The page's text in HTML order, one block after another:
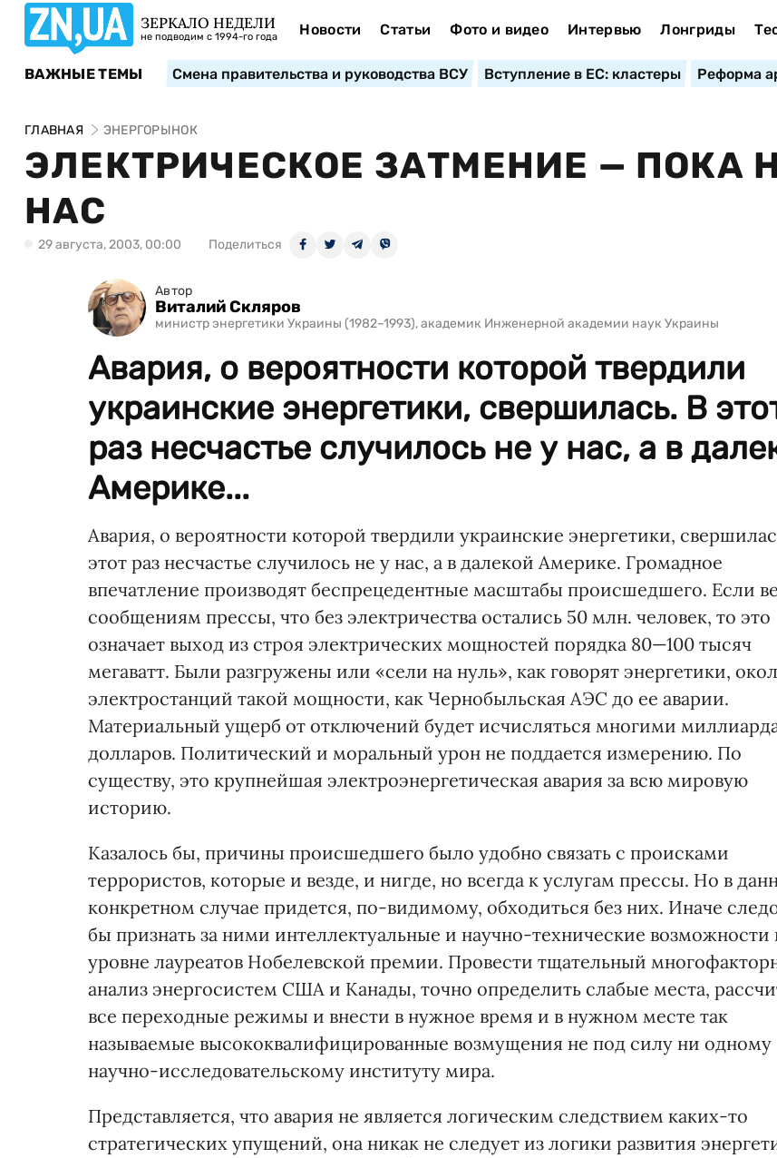
ЗЕРКАЛО НЕДЕЛИ
не подводим с 1994-го года Новости Статьи Фото и видео Интервью Лонгриды
ВАЖНЫЕ ТЕМЫ Смена правительства и руководства ВСУ Вступление в ЕС: кластеры Реформа
ГЛАВНАЯ ЭНЕРГОРЫНОК
ЭЛЕКТРИЧЕСКОЕ ЗАТМЕНИЕ — ПОКА
НАС
29 августа, 2003, 00:00 Поделиться
Автор
Виталий Скляров
министр энергетики Украины (1982–1993), академик Инженерной академии наук Украины
Авария, о вероятности которой твердили
украинские энергетики, свершилась. В
раз несчастье случилось не у нас, а в
Америке...
Авария, о вероятности которой твердили украинские энергетики,
этот раз несчастье случилось не у нас, а в далекой Америке. Громадное
впечатление производят беспрецедентные масштабы происшедшего. Если
сообщениям прессы, что без электричества остались 50 млн. человек, то это
означает выход из строя электрических мощностей порядка 80—100 тысяч
мегаватт. Были разгружены или «сели на нуль», как говорят энергетики,
электростанций такой мощности, как Чернобыльская АЭС до ее аварии.
Материальный ущерб от отключений будет исчисляться многими
долларов. Политический и моральный урон не поддается измерению. По
существу, это крупнейшая электроэнергетическая авария за всю мировую
историю.
Казалось бы, причины происшедшего было удобно связать с происками
террористов, которые и везде, и нигде, но всегда к услугам прессы. Но в
конкретном случае придется, по-видимому, обходиться без них. Иначе
бы признать за ними интеллектуальные и научно-технические возможности
уровне лауреатов Нобелевской премии. Провести тщательный
анализ энергосистем США и Канады, точно определить слабые места,
все переходные режимы и внести в нужное время и в нужном месте так
называемые высококвалифицированные возмущения не под силу ни одному
научно-исследовательскому институту мира.
Представляется, что авария не является логическим следствием каких-то
стратегических упущений, она никак не следует из логики развития